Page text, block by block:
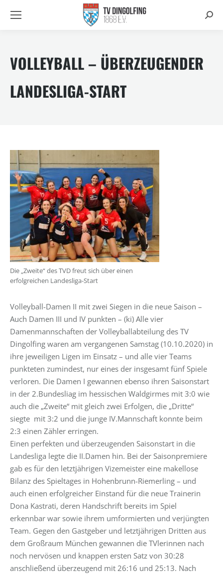
VOLLEYBALL – ÜBERZEUGENDER
LANDESLIGA-START
Die „Zweite“ des TVD freut sich über einen
erfolgreichen Landesliga-Start
Volleyball-Damen II mit zwei Siegen in die neue Saison –
Auch Damen III und IV punkten – (ki) Alle vier
Damenmannschaften der Volleyballabteilung des TV
Dingolfing waren am vergangenen Samstag (10.10.2020) in
ihre jeweiligen Ligen im Einsatz – und alle vier Teams
punkteten zumindest, nur eines der insgesamt fünf Spiele
verloren. Die Damen I gewannen ebenso ihren Saisonstart
in der 2.Bundesliag im hessischen Waldgirmes mit 3:0 wie
auch die „Zweite“ mit gleich zwei Erfolgen, die „Dritte“
siegte mit 3:2 und die junge IV.Mannschaft konnte beim
2:3 einen Zähler erringen.
Einen perfekten und überzeugenden Saisonstart in die
Landesliga legte die II.Damen hin. Bei der Saisonpremiere
gab es für den letztjährigen Vizemeister eine makellose
Bilanz des Spieltages in Hohenbrunn-Riemerling – und
auch einen erfolgreicher Einstand für die neue Trainerin
Dona Kastrati, deren Handschrift bereits im Spiel
erkennbar war sowie ihrem umformierten und verjüngten
Team. Gegen den Gastgeber und letztjährigen Dritten aus
dem Großraum München gewannen die TVlerinnen nach
noch nervösen und knappen ersten Satz von 30:28
anschließend überzeugend mit 26:16 und 25:13. Nach